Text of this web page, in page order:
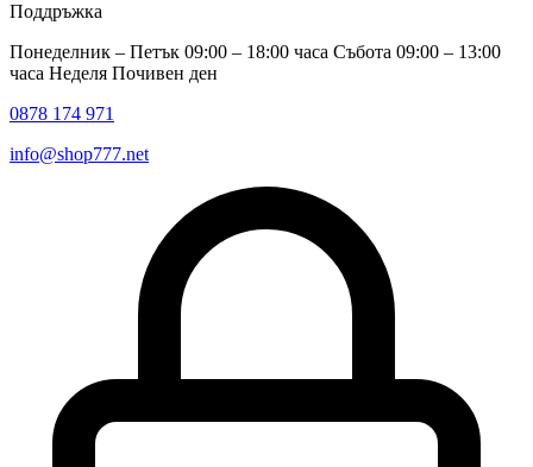
Поддръжка
Понеделник – Петък 09:00 – 18:00 часа Събота 09:00 – 13:00
часа Неделя Почивен ден
0878 174 971
info@shop777.net